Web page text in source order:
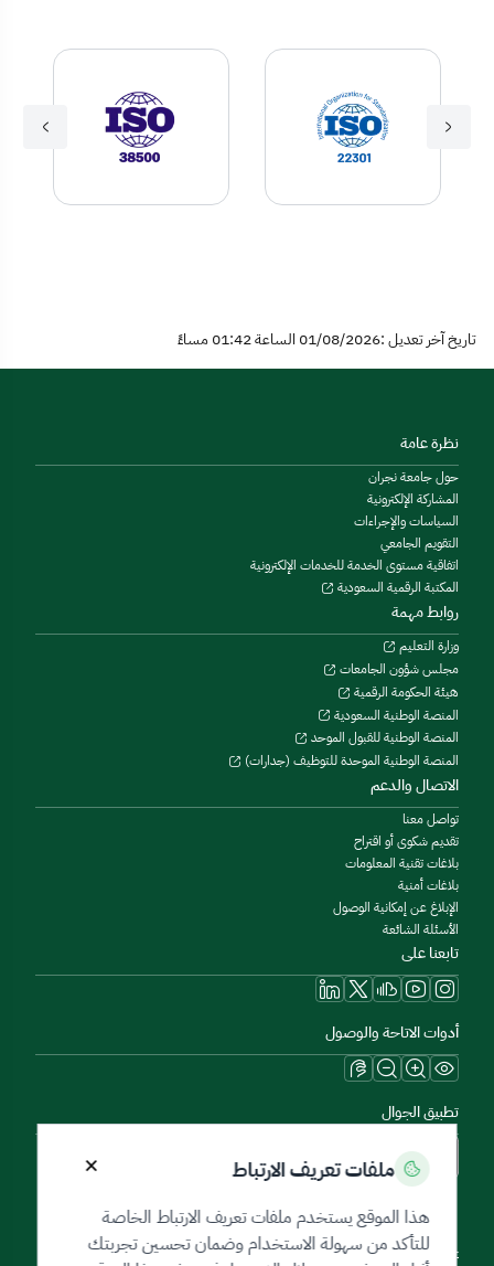
× ملفات تعريف الارتباط
هذا الموقع يستخدم ملفات تعريف الارتباط الخاصة
للتأكد من سهولة الاستخدام وضمان تحسين تجربتك
تاريخ آخر تعديل :01/08/2026 الساعة 01:42 مساءً
نظرة عامة
حول جامعة نجران
المشاركة الإلكترونية
السياسات والإجراءات
التقويم الجامعي
اتفاقية مستوى الخدمة للخدمات الإلكترونية
المكتبة الرقمية السعودية
روابط مهمة
وزارة التعليم
مجلس شؤون الجامعات
هيئة الحكومة الرقمية
المنصة الوطنية السعودية
المنصة الوطنية للقبول الموحد
المنصة الوطنية الموحدة للتوظيف (جدارات)
الاتصال والدعم
تواصل معنا
تقديم شكوى أو اقتراح
بلاغات تقنية المعلومات
بلاغات أمنية
الإبلاغ عن إمكانية الوصول
الأسئلة الشائعة
تابعنا على
أدوات الاتاحة والوصول
تطبيق الجوال
خريطة الموقع